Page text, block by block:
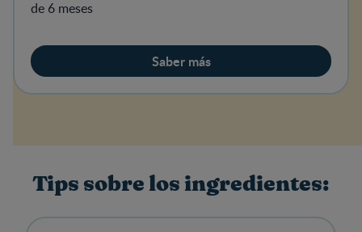
de 6 meses
Saber más
Tips sobre los ingredientes: